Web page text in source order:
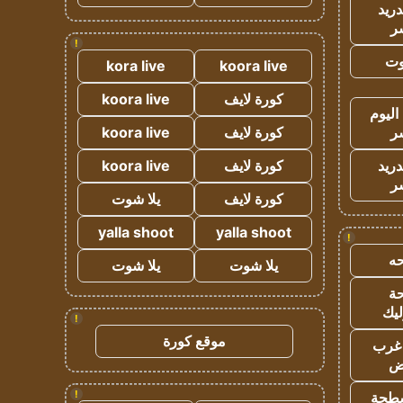
!
!
koora live
kora live
كورة لايف
koora live
كورة لايف
koora live
كورة لايف
koora live
كورة لايف
يلا شوت
yalla shoot
yalla shoot
يلا شوت
يلا شوت
!
موقع كورة
!